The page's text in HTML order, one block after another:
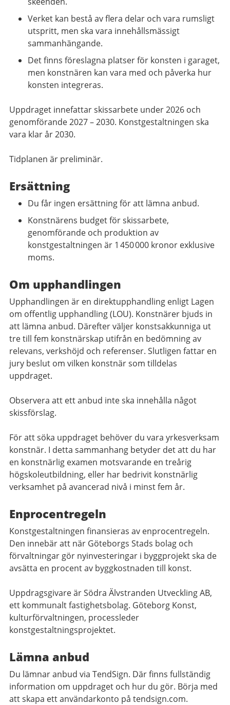
Verket kan bestå av flera delar och vara rumsligt
utspritt, men ska vara innehållsmässigt
sammanhängande.
Det finns föreslagna platser för konsten i garaget,
men konstnären kan vara med och påverka hur
konsten integreras.
Uppdraget innefattar skissarbete under 2026 och
genomförande 2027 – 2030. Konstgestaltningen ska
vara klar år 2030.
Tidplanen är preliminär.
Ersättning
Du får ingen ersättning för att lämna anbud.
Konstnärens budget för skissarbete,
genomförande och produktion av
konstgestaltningen är 1 450 000 kronor exklusive
moms.
Om upphandlingen
Upphandlingen är en direktupphandling enligt Lagen
om offentlig upphandling (LOU). Konstnärer bjuds in
att lämna anbud. Därefter väljer konstsakkunniga ut
tre till fem konstnärskap utifrån en bedömning av
relevans, verkshöjd och referenser. Slutligen fattar en
jury beslut om vilken konstnär som tilldelas
uppdraget.
Observera att ett anbud inte ska innehålla något
skissförslag.
För att söka uppdraget behöver du vara yrkesverksam
konstnär. I detta sammanhang betyder det att du har
en konstnärlig examen motsvarande en treårig
högskoleutbildning, eller har bedrivit konstnärlig
verksamhet på avancerad nivå i minst fem år.
Enprocentregeln
Konstgestaltningen finansieras av enprocentregeln.
Den innebär att när Göteborgs Stads bolag och
förvaltningar gör nyinvesteringar i byggprojekt ska de
avsätta en procent av byggkostnaden till konst.
Uppdragsgivare är Södra Älvstranden Utveckling AB,
ett kommunalt fastighetsbolag. Göteborg Konst,
kulturförvaltningen, processleder
konstgestaltningsprojektet.
Lämna anbud
Du lämnar anbud via TendSign. Där finns fullständig
information om uppdraget och hur du gör. Börja med
att skapa ett användarkonto på tendsign.com.